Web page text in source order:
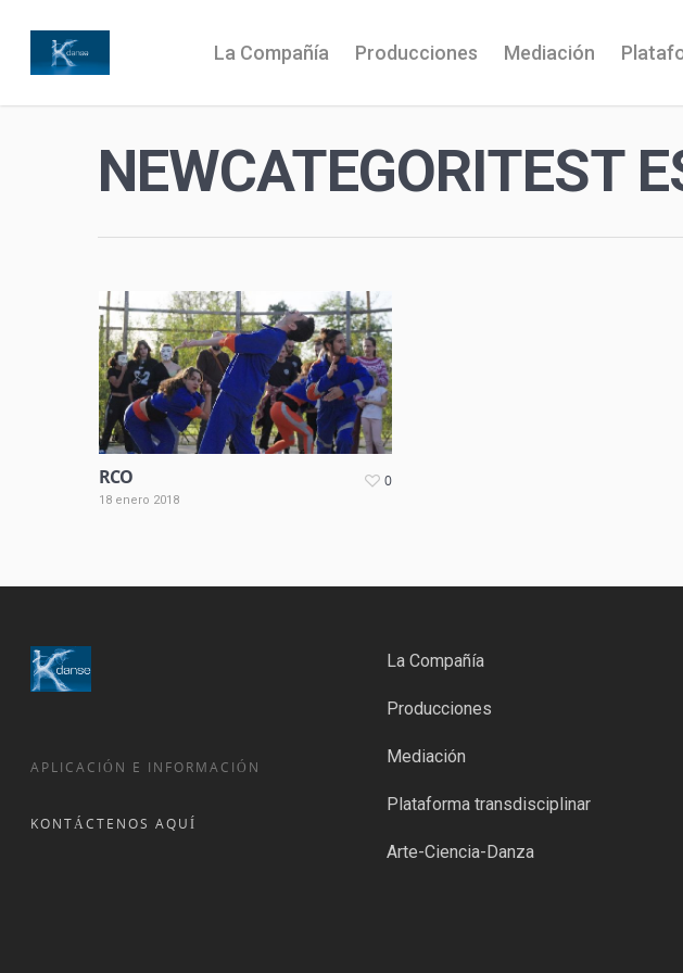
La Compañía Producciones Mediación
NEWCATEGORITEST
RCO
18 enero 2018
0
APLICACIÓN E INFORMACIÓN
KONTÁCTENOS AQUÍ
La Compañía
Producciones
Mediación
Plataforma transdisciplinar
Arte-Ciencia-Danza